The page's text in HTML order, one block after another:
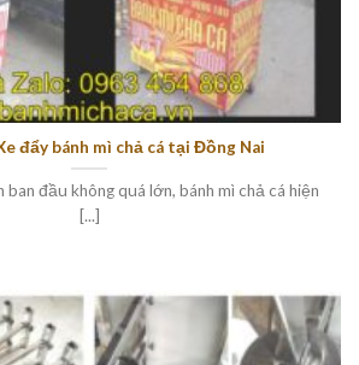
đẩy bánh mì chả cá tại Đồng Nai
đầu không quá lớn, bánh mì chả cá hiện
[...]